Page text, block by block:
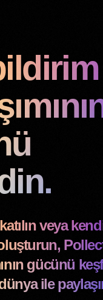
veya
oluşturun,
gücünü
ile